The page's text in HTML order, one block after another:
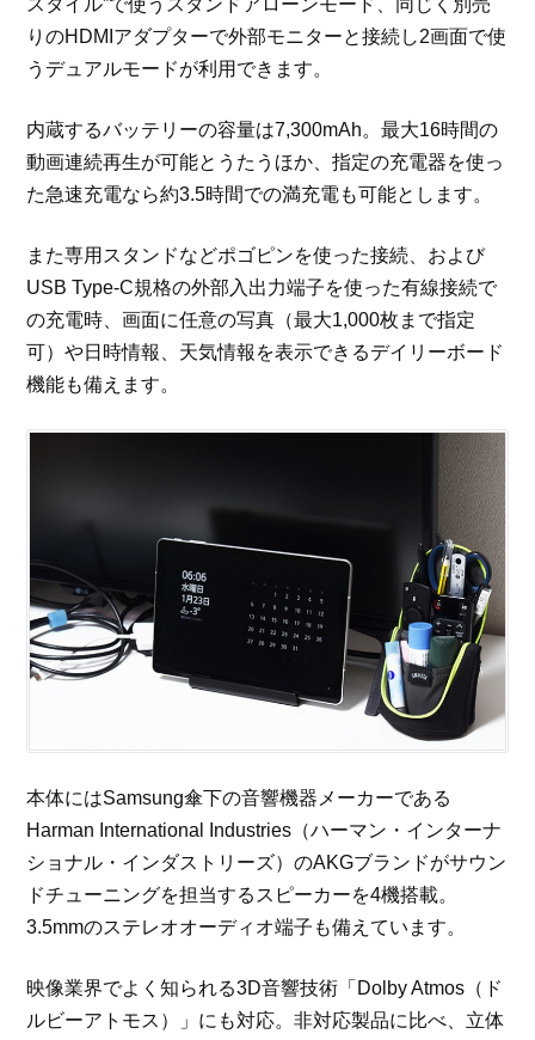
りのHDMIアダプターで外部モニターと接続し2画面で使
うデュアルモードが利用できます。
内蔵するバッテリーの容量は7,300mAh。最大16時間の
動画連続再生が可能とうたうほか、指定の充電器を使っ
た急速充電なら約3.5時間での満充電も可能とします。
また専用スタンドなどポゴピンを使った接続、および
USB Type-C規格の外部入出力端子を使った有線接続で
の充電時、画面に任意の写真（最大1,000枚まで指定
可）や日時情報、天気情報を表示できるデイリーボード
機能も備えます。
本体にはSamsung傘下の音響機器メーカーである
Harman International Industries（ハーマン・インターナ
ショナル・インダストリーズ）のAKGブランドがサウン
ドチューニングを担当するスピーカーを4機搭載。
3.5mmのステレオオーディオ端子も備えています。
映像業界でよく知られる3D音響技術「Dolby Atmos（ド
ルビーアトモス）」にも対応。非対応製品に比べ、立体